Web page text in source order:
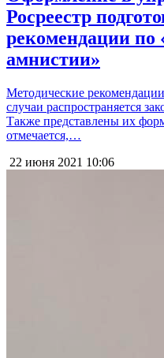
Росреестр
рекомендации по
амнистии»
Методические
случаи распространяется
Также представлены их
отмечается,…
22 июня 2021 10:06